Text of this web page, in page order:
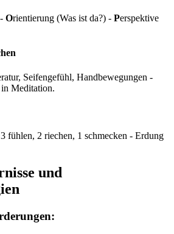
Orientierung (Was ist da?) - Perspektive
Seifengefühl, Handbewegungen -
Meditation.
fühlen, 2 riechen, 1 schmecken - Erdung
und